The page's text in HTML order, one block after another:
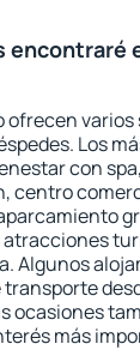
encontraré
ofrecen varios
Los
con
centro
Algunos
ocasiones
más